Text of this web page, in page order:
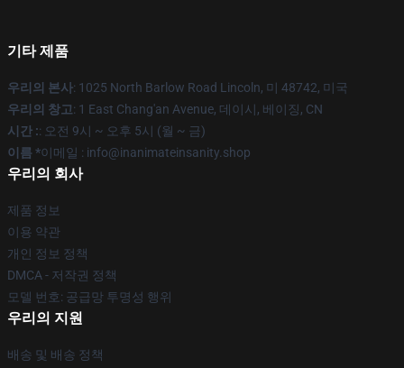
기타 제품
우리의 본사: 1025 North Barlow Road Lincoln, 미 48742, 미국
우리의 창고: 1 East Chang'an Avenue, 데이시, 베이징, CN
시간 :: 오전 9시 ~ 오후 5시 (월 ~ 금)
이름 *이메일 : info@inanimateinsanity.shop
우리의 회사
제품 정보
이용 약관
개인 정보 정책
DMCA - 저작권 정책
모델 번호: 공급망 투명성 행위
우리의 지원
배송 및 배송 정책